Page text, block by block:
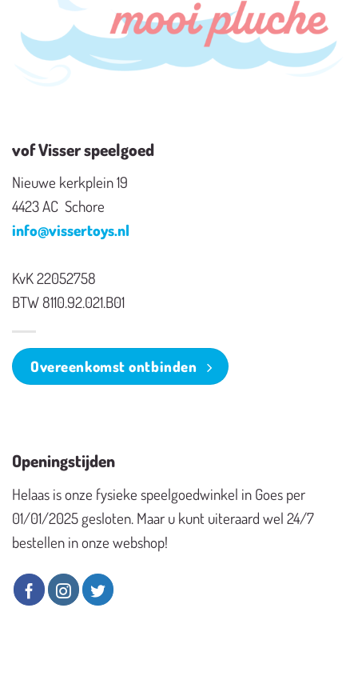
vof Visser speelgoed
Nieuwe kerkplein 19
4423 AC Schore
info@vissertoys.nl
KvK 22052758
BTW 8110.92.021.B01
Overeenkomst ontbinden
Openingstijden
Helaas is onze fysieke speelgoedwinkel in Goes per
01/01/2025 gesloten. Maar u kunt uiteraard wel 24/7
bestellen in onze webshop!